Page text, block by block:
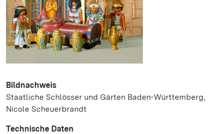
Bildnachweis
Staatliche Schlösser und Gärten Baden-Württemberg,
Nicole Scheuerbrandt
Technische Daten